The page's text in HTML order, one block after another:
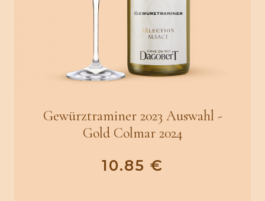
Gewürztraminer 2023 Auswahl -
Gold Colmar 2024
10.85 €